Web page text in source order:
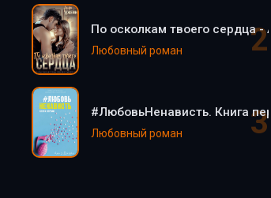
По осколкам твоего сердца -
Любовный роман
#ЛюбовьНенависть. Книга
Любовный роман